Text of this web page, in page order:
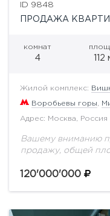
ID 9848
ПРОДАЖА
комнат
4 112
Жилой комплекс:
Воробьевы горы
Адрес: Москва, Россия
Вашему вниманию
продажу, общей
восемь клубных
120'000'000